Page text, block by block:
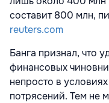
составит 800 млн,
reuters.com
Банга признал, что
финансовых
непросто в
потрясений. Тем не